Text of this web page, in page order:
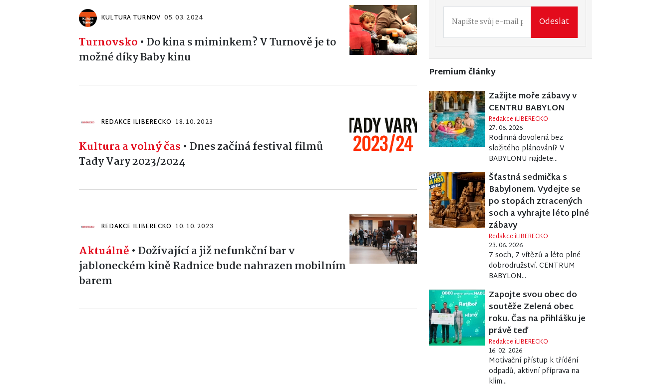
KULTURA TURNOV 05. 03. 2024
Turnovsko • Do kina s miminkem? V Turnově je to
možné díky Baby kinu
REDAKCE ILIBERECKO 18. 10. 2023
Kultura a volný čas • Dnes začíná festival filmů
Tady Vary 2023/2024
REDAKCE ILIBERECKO 10. 10. 2023
Aktuálně • Dožívající a již nefunkční bar v
jabloneckém kině Radnice bude nahrazen mobilním
barem
Odeslat
Premium články
Zažijte moře zábavy v
CENTRU BABYLON
Redakce iLIBERECKO
27. 06. 2026
Rodinná dovolená bez
složitého plánování? V
BABYLONU najdete...
Šťastná sedmička s
Babylonem. Vydejte se
po stopách ztracených
soch a vyhrajte léto plné
zábavy
Redakce iLIBERECKO
23. 06. 2026
7 soch, 7 vítězů a léto plné
dobrodružství. CENTRUM
BABYLON...
Zapojte svou obec do
soutěže Zelená obec
roku. Čas na přihlášku je
právě teď
Redakce iLIBERECKO
16. 02. 2026
Motivační přístup k třídění
odpadů, aktivní příprava na
klim...